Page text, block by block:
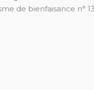
de bienfaisance n°